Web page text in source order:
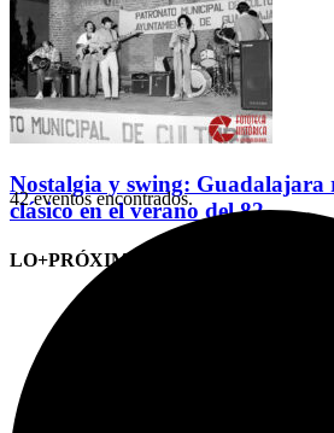
Nostalgia y swing: Guadalajara
clásico en el verano del 82
LO+PRÓXIMO (CITAS)
42 eventos encontrados.